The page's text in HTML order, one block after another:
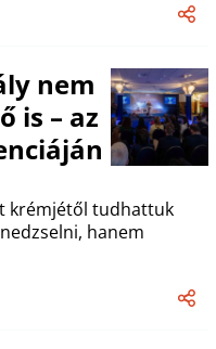
nem
is – az
krémjétől tudhattuk
hanem